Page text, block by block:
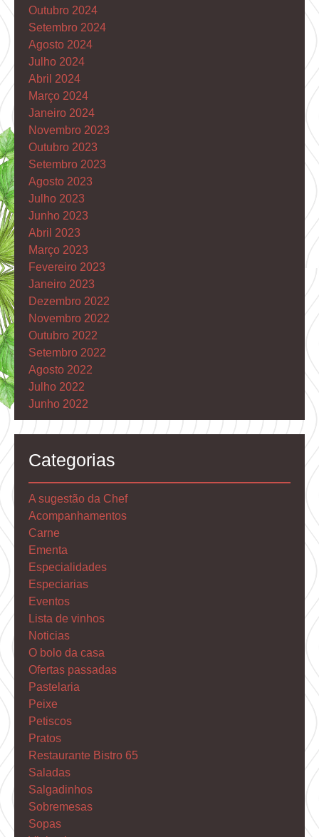
Outubro 2024
Setembro 2024
Agosto 2024
Julho 2024
Abril 2024
Março 2024
Janeiro 2024
Novembro 2023
Outubro 2023
Setembro 2023
Agosto 2023
Julho 2023
Junho 2023
Abril 2023
Março 2023
Fevereiro 2023
Janeiro 2023
Dezembro 2022
Novembro 2022
Outubro 2022
Setembro 2022
Agosto 2022
Julho 2022
Junho 2022
Categorias
A sugestão da Chef
Acompanhamentos
Carne
Ementa
Especialidades
Especiarias
Eventos
Lista de vinhos
Noticias
O bolo da casa
Ofertas passadas
Pastelaria
Peixe
Petiscos
Pratos
Restaurante Bistro 65
Saladas
Salgadinhos
Sobremesas
Sopas